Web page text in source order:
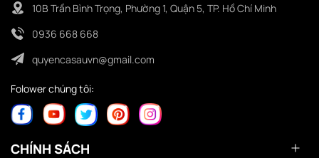
10B Trần Bình Trọng, Phường 1, Quận 5, TP. Hồ Chí Minh
0936 668 668
quyencasauvn@gmail.com
Folower chúng tôi:
CHÍNH SÁCH